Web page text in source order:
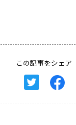
この記事をシェア